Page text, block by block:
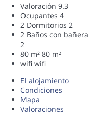
Valoración 9.3
Ocupantes 4
2 Dormitorios 2
2 Baños con bañera
2
80 m² 80 m²
wifi wifi
El alojamiento
Condiciones
Mapa
Valoraciones